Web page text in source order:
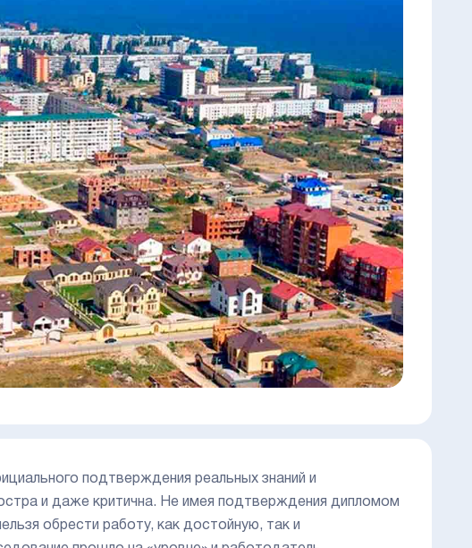
подтверждения реальных знаний и
и даже критична. Не имея подтверждения дипломом
обрести работу, как достойную, так и